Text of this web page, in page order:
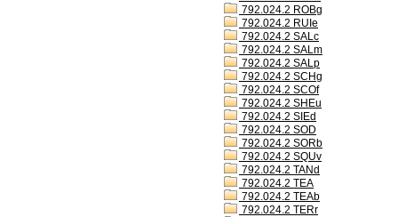
792.024.2 ROBg
792.024.2 RUIe
792.024.2 SALc
792.024.2 SALm
792.024.2 SALp
792.024.2 SCHg
792.024.2 SCOf
792.024.2 SHEu
792.024.2 SIEd
792.024.2 SOD
792.024.2 SORb
792.024.2 SQUv
792.024.2 TANd
792.024.2 TEA
792.024.2 TEAb
792.024.2 TERr